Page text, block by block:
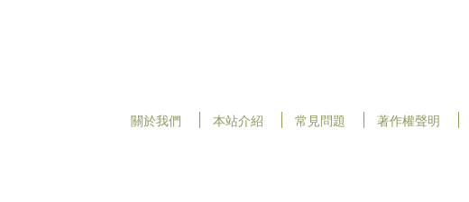
關於我們 本站介紹 常見問題 著作權聲明